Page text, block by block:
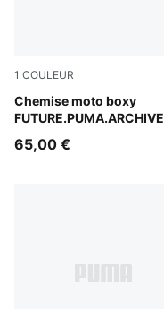
1 COULEUR
Chemise moto boxy
FUTURE.PUMA.ARCHIVE
Puma Black
65,00 €